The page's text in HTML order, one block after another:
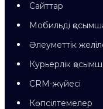
Сайттар
Мобильді
Әлеуметтік
Курьерлік
CRM-жүйесі
Көпсілтемелер